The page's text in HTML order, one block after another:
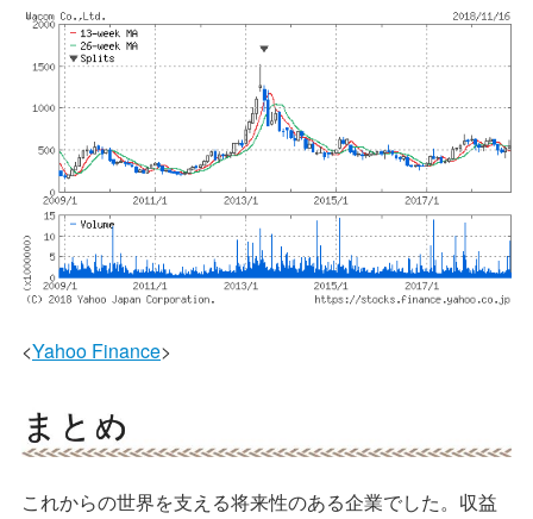
<Yahoo Finance>
これからの世界を支える将来性のある企業でした。収益